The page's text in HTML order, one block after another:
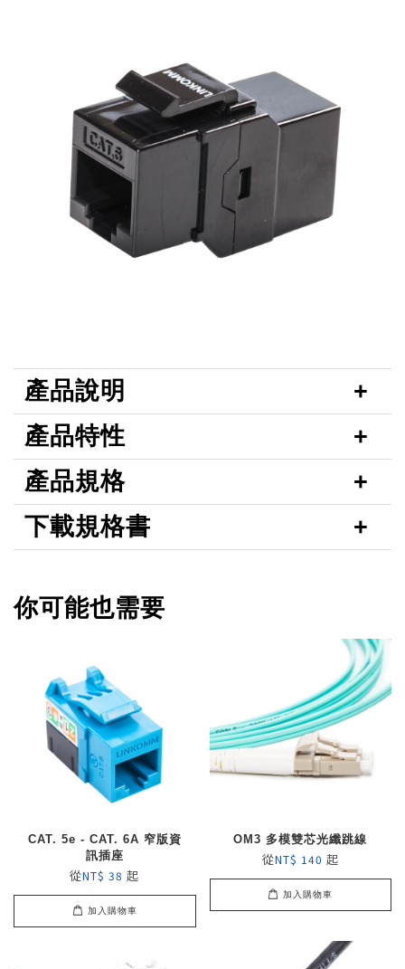
產品說明
產品特性
產品規格
下載規格書
你可能也需要
CAT. 5e - CAT. 6A 窄版資
訊插座
從NT$ 38起
加入購物車
OM3 多模雙芯光纖跳線
從NT$ 140 起
加入購物車